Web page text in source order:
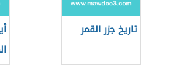
تاريخ جزر القمر